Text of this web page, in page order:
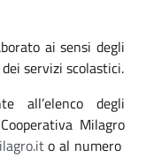
ai sensi degli
servizi scolastici.
all’elenco degli
Milagro
o al numero